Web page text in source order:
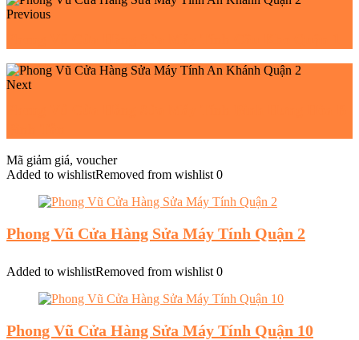
Previous
Next
Mã giảm giá, voucher
Added to wishlistRemoved from wishlist 0
Phong Vũ Cửa Hàng Sửa Máy Tính Quận 2
Added to wishlistRemoved from wishlist 0
Phong Vũ Cửa Hàng Sửa Máy Tính Quận 10